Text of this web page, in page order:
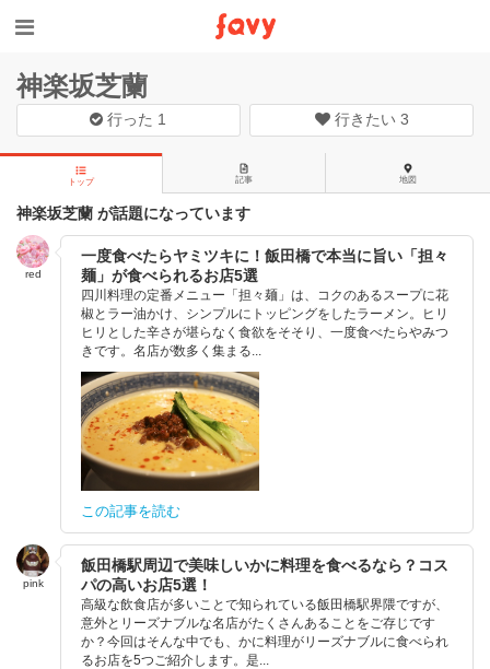
神楽坂芝蘭
行った 1 行きたい 3
トップ 記事 地図
神楽坂芝蘭 が話題になっています
red
一度食べたらヤミツキに！飯田橋で本当に旨い「担々
麺」が食べられるお店5選
四川料理の定番メニュー「担々麺」は、コクのあるスープに花
椒とラー油かけ、シンプルにトッピングをしたラーメン。ヒリ
ヒリとした辛さが堪らなく食欲をそそり、一度食べたらやみつ
きです。名店が数多く集まる...
この記事を読む
pink
飯田橋駅周辺で美味しいかに料理を食べるなら？コス
パの高いお店5選！
高級な飲食店が多いことで知られている飯田橋駅界隈ですが、
意外とリーズナブルな名店がたくさんあることをご存じです
か？今回はそんな中でも、かに料理がリーズナブルに食べられ
るお店を5つご紹介します。是...